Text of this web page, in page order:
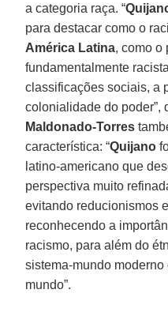
a categoria raça. “
para destacar como o
América Latina, como o
fundamentalmente
classificações sociais, a
colonialidade do poder”,
Maldonado-Torres
característica: “Quijano
latino-americano que
perspectiva muito
evitando reducionismos
reconhecendo a
racismo, para além do
sistema-mundo
mundo”.